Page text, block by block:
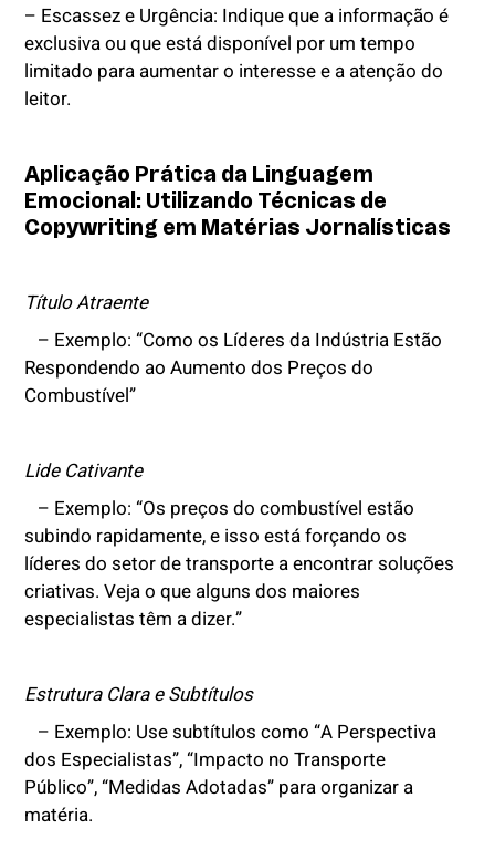
– Escassez e Urgência: Indique que a informação é
exclusiva ou que está disponível por um tempo
limitado para aumentar o interesse e a atenção do
leitor.
Aplicação Prática da Linguagem
Emocional: Utilizando Técnicas de
Copywriting em Matérias Jornalísticas
Título Atraente
– Exemplo: “Como os Líderes da Indústria Estão
Respondendo ao Aumento dos Preços do
Combustível”
Lide Cativante
– Exemplo: “Os preços do combustível estão
subindo rapidamente, e isso está forçando os
líderes do setor de transporte a encontrar soluções
criativas. Veja o que alguns dos maiores
especialistas têm a dizer.”
Estrutura Clara e Subtítulos
– Exemplo: Use subtítulos como “A Perspectiva
dos Especialistas”, “Impacto no Transporte
Público”, “Medidas Adotadas” para organizar a
matéria.